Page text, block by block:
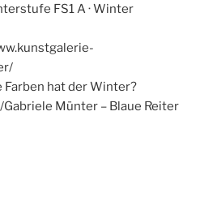
FS1 A · Winter
Farben hat der Winter?
Münter – Blaue Reiter